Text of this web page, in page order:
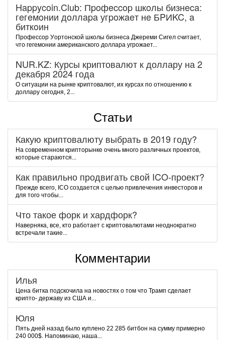
Happycoin.Club: Пpoфeccop шкoлы бизнeca:
гeгeмoнии дoллapa угpoжaeт нe БPИKC, a
биткoин
Пpoфeccop Уopтoнcкoй шкoлы бизнeca Джepeми Cигeл cчитaeт,
чтo гeгeмoнии aмepикaнcкoгo дoллapa угpoжaeт...
NUR.KZ: Курсы криптовалют к доллару на 2
декабря 2024 года
О ситуации на рынке криптовалют, их курсах по отношению к
доллару сегодня, 2...
Статьи
Какую криптовалюту выбрать в 2019 году?
На современном крипторынке очень много различных проектов,
которые стараются...
Как правильно продвигать свой ICO-проект?
Прежде всего, ICO создается с целью привлечения инвесторов и
для того чтобы...
Что такое форк и хардфорк?
Наверняка, все, кто работает с криптовалютами неоднократно
встречали такие...
Комментарии
Илья
Цена битка подскочила на новостях о том что Трамп сделает
крипто- державу из США и...
Юля
Пять дней назад было куплено 22 285 битбон на сумму примерно
240 000$. Напоминаю, наша...